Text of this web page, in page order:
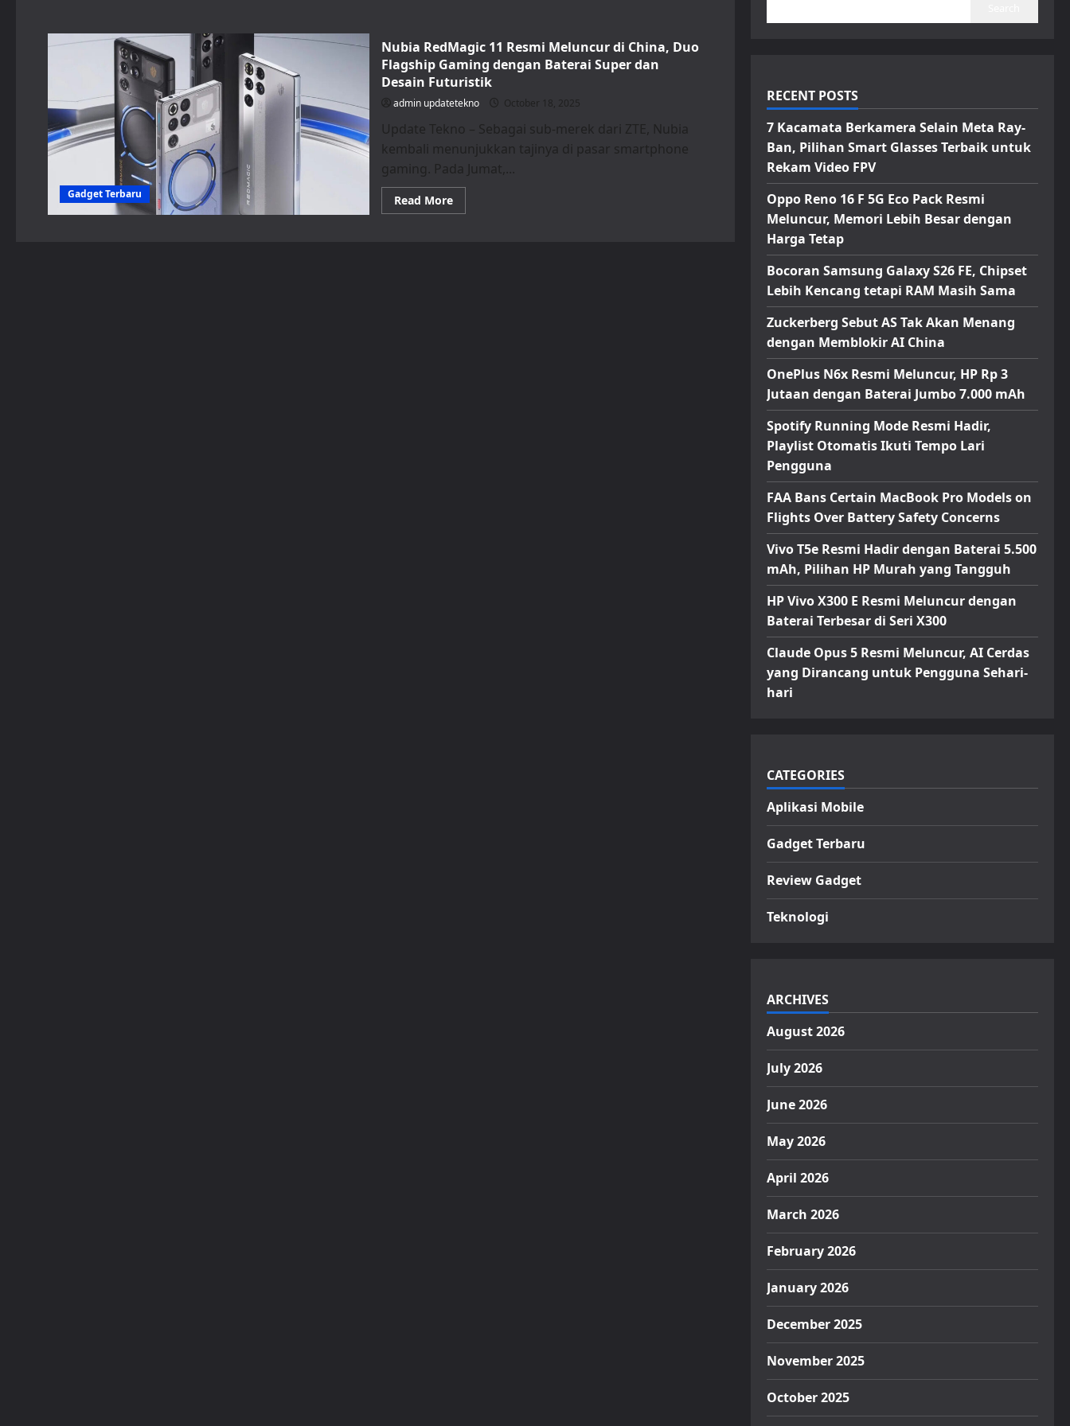
Gadget Terbaru
Nubia RedMagic 11 Resmi Meluncur di China, Duo
Flagship Gaming dengan Baterai Super dan
Desain Futuristik
admin updatetekno October 18, 2025
Update Tekno – Sebagai sub-merek dari ZTE, Nubia
kembali menunjukkan tajinya di pasar smartphone
gaming. Pada Jumat,...
Read MoreRead
more
RECENT POSTS
7 Kacamata Berkamera Selain Meta Ray-
Ban, Pilihan Smart Glasses Terbaik untuk
Rekam Video FPV
Oppo Reno 16 F 5G Eco Pack Resmi
Meluncur, Memori Lebih Besar dengan
Harga Tetap
Bocoran Samsung Galaxy S26 FE, Chipset
Lebih Kencang tetapi RAM Masih Sama
Zuckerberg Sebut AS Tak Akan Menang
dengan Memblokir AI China
OnePlus N6x Resmi Meluncur, HP Rp 3
Jutaan dengan Baterai Jumbo 7.000 mAh
Spotify Running Mode Resmi Hadir,
Playlist Otomatis Ikuti Tempo Lari
Pengguna
FAA Bans Certain MacBook Pro Models on
Flights Over Battery Safety Concerns
Vivo T5e Resmi Hadir dengan Baterai 5.500
mAh, Pilihan HP Murah yang Tangguh
HP Vivo X300 E Resmi Meluncur dengan
Baterai Terbesar di Seri X300
Claude Opus 5 Resmi Meluncur, AI Cerdas
yang Dirancang untuk Pengguna Sehari-
hari
CATEGORIES
Aplikasi Mobile
Gadget Terbaru
Review Gadget
Teknologi
ARCHIVES
August 2026
July 2026
June 2026
May 2026
April 2026
March 2026
February 2026
January 2026
December 2025
November 2025
October 2025